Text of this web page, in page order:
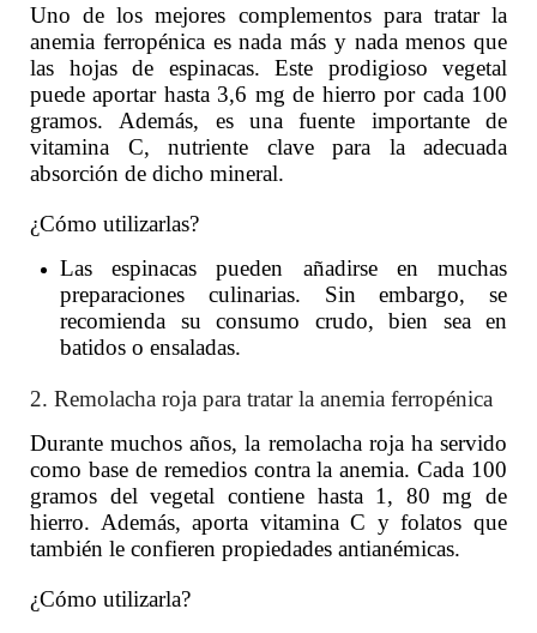
Uno de los mejores complementos para tratar la
anemia ferropénica es nada más y nada menos que
las hojas de espinacas. Este prodigioso vegetal
puede aportar hasta 3,6 mg de hierro por cada 100
gramos. Además, es una fuente importante de
vitamina C, nutriente clave para la adecuada
absorción de dicho mineral.
¿Cómo utilizarlas?
Las espinacas pueden añadirse en muchas
preparaciones culinarias. Sin embargo, se
recomienda su consumo crudo, bien sea en
batidos o ensaladas.
2. Remolacha roja para tratar la anemia ferropénica
Durante muchos años, la remolacha roja ha servido
como base de remedios contra la anemia. Cada 100
gramos del vegetal contiene hasta 1, 80 mg de
hierro. Además, aporta vitamina C y folatos que
también le confieren propiedades antianémicas.
¿Cómo utilizarla?